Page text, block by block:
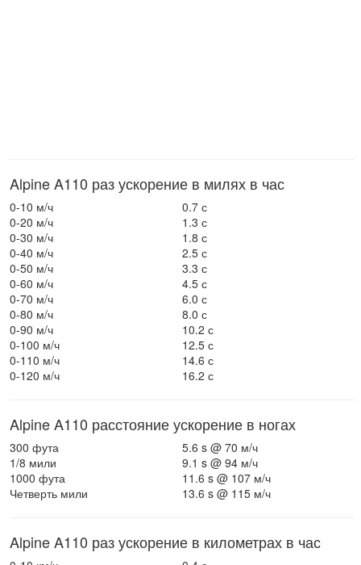
Alpine A110 раз ускорение в милях в час
0-10 м/ч
0.7 с
0-20 м/ч
1.3 с
0-30 м/ч
1.8 с
0-40 м/ч
2.5 с
0-50 м/ч
3.3 с
0-60 м/ч
4.5 с
0-70 м/ч
6.0 с
0-80 м/ч
8.0 с
0-90 м/ч
10.2 с
0-100 м/ч
12.5 с
0-110 м/ч
14.6 с
0-120 м/ч
16.2 с
Alpine A110 расстояние ускорение в ногах
300 фута
5.6 s @ 70 м/ч
1/8 мили
9.1 s @ 94 м/ч
1000 фута
11.6 s @ 107 м/ч
Четверть мили
13.6 s @ 115 м/ч
Alpine A110 раз ускорение в километрах в час